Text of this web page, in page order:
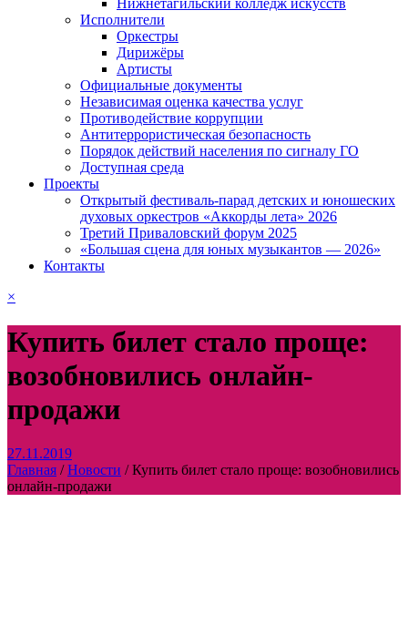
Нижнетагильский колледж искусств
Исполнители
Оркестры
Дирижёры
Артисты
Официальные документы
Независимая оценка качества услуг
Противодействие коррупции
Антитеррористическая безопасность
Порядок действий населения по сигналу ГО
Доступная среда
Проекты
Открытый фестиваль-парад детских и юношеских
духовых оркестров «Аккорды лета» 2026
Третий Приваловский форум 2025
«Большая сцена для юных музыкантов — 2026»
Контакты
×
Купить билет стало проще:
возобновились онлайн-
продажи
27.11.2019
Главная /Новости /Купить билет стало проще: возобновились
онлайн-продажи